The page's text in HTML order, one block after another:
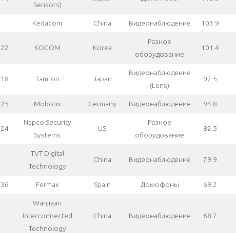
Sensors)
Kedacom China Видеонаблюдение 103.9
22 КОСОМ Korea
Разное
оборудование
101.4
18 Tamron Japan
Видеонаблюдение
(Lens)
97.5
25 Mobotix Germany Видеонаблюдение 94.8
24
Napco Security
Systems
US
Разное
оборудование
82.5
TVT Digital
Technology
China Видеонаблюдение 79.9
36 Fermax Spain Домофоны 69.2
Wanjiaan
Interconnected
Technology
China Видеонаблюдение 68.7